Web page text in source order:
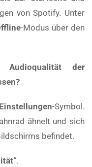
von Spotify. Unter
-Modus über den
der
Einstellungen-Symbol.
ähnelt und sich
befindet.
.